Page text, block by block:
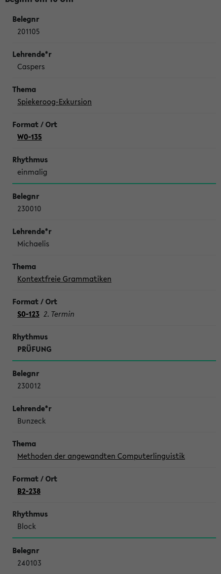
201105
Caspers
Spiekeroog-Exkursion
W0-135
einmalig
230010
Michaelis
Kontextfreie Grammatiken
S0-123 2. Termin
PRÜFUNG
230012
Bunzeck
Methoden der angewandten Computerlinguistik
B2-238
Block
240103